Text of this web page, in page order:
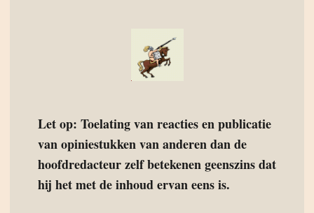
Let op: Toelating van reacties en publicatie
van opiniestukken van anderen dan de
hoofdredacteur zelf betekenen geenszins dat
hij het met de inhoud ervan eens is.